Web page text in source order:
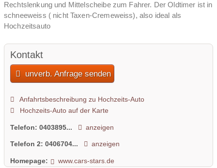
Rechtslenkung und Mittelscheibe zum Fahrer. Der Oldtimer ist in
schneeweiss ( nicht Taxen-Cremeweiss), also ideal als
Hochzeitsauto
Kontakt
unverb. Anfrage senden
Anfahrtsbeschreibung zu Hochzeits-Auto
Hochzeits-Auto auf der Karte
Telefon: 0403895... anzeigen
Telefon 2: 0406704... anzeigen
Homepage: www.cars-stars.de